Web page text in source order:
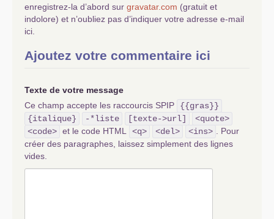
enregistrez-la d’abord sur gravatar.com (gratuit et
indolore) et n’oubliez pas d’indiquer votre adresse e-mail
ici.
Ajoutez votre commentaire ici
Texte de votre message
Ce champ accepte les raccourcis SPIP
{{gras}}
{italique}
-*liste [texte->url]
<quote>
<code> et le code HTML <q> <del> <ins>
. Pour
créer des paragraphes, laissez simplement des lignes
vides.